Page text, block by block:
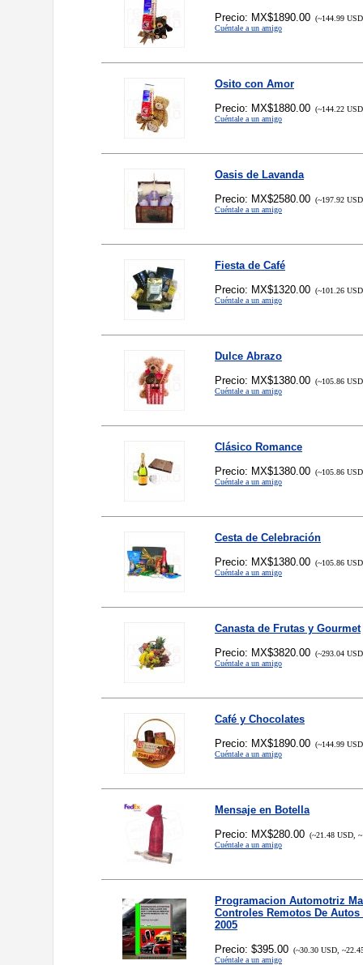
Precio: MX$1890.00 (~144.99
Cuéntale a un amigo
Osito con Amor
Precio: MX$1880.00 (~144.22
Cuéntale a un amigo
Oasis de Lavanda
Precio: MX$2580.00 (~197.92
Cuéntale a un amigo
Fiesta de Café
Precio: MX$1320.00 (~101.26
Cuéntale a un amigo
Dulce Abrazo
Precio: MX$1380.00 (~105.86
Cuéntale a un amigo
Clásico Romance
Precio: MX$1380.00 (~105.86
Cuéntale a un amigo
Cesta de Celebración
Precio: MX$1380.00 (~105.86
Cuéntale a un amigo
Canasta de Frutas y Gourmet
Precio: MX$3820.00 (~293.04
Cuéntale a un amigo
Café y Chocolates
Precio: MX$1890.00 (~144.99
Cuéntale a un amigo
Mensaje en Botella
Precio: MX$280.00 (~21.48 USD,
Cuéntale a un amigo
Programacion Automotriz
Controles Remotos De
2005
Precio: $395.00 (~30.30 USD,
Cuéntale a un amigo